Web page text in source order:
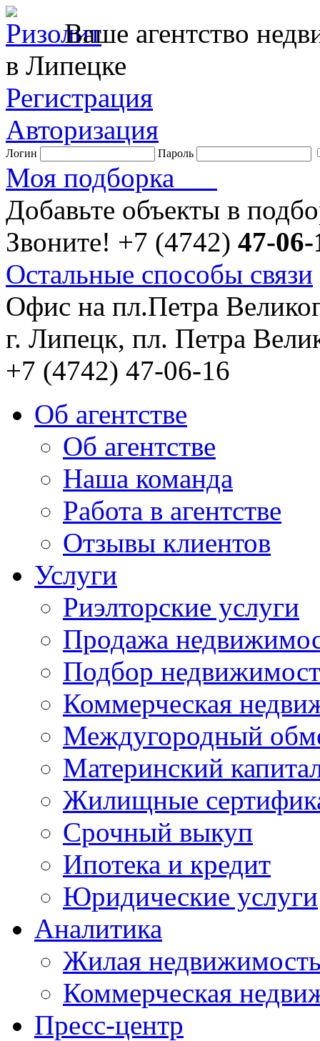
Ваше агентство
в Липецке
Регистрация
Авторизация
Логин Пароль
Моя подборка
Добавьте объекты в
Звоните! +7 (4742) 47-06-
Остальные способы связи
Офис на пл.Петра
г. Липецк, пл. Петра
+7 (4742) 47-06-16
Об агентстве
Об агентстве
Наша команда
Работа в агентстве
Отзывы клиентов
Услуги
Риэлторские услуги
Продажа
Подбор
Коммерческая
Междугородный
Материнский
Жилищные
Срочный выкуп
Ипотека и кредит
Юридические услуги
Аналитика
Жилая
Коммерческая
Пресс-центр